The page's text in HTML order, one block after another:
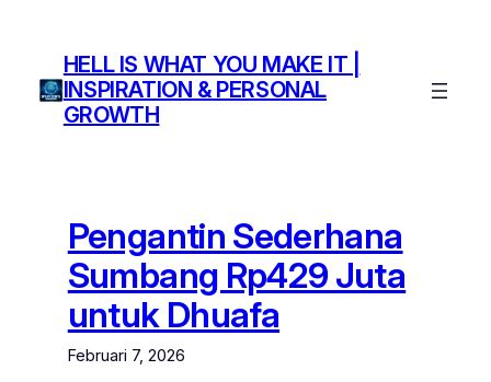
HELL IS WHAT YOU MAKE IT |
INSPIRATION & PERSONAL
GROWTH
Pengantin Sederhana
Sumbang Rp429 Juta
untuk Dhuafa
Februari 7, 2026